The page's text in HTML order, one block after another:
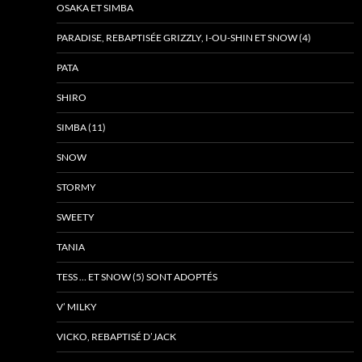
OSAKA ET SIMBA
PARADISE, REBAPTISÉE GRIZZLY, I-OU-SHIN ET SNOW (4)
PATA
SHIRO
SIMBA (11)
SNOW
STORMY
SWEETY
TANIA
TESS … ET SNOW (5) SONT ADOPTÉS
V’ MILKY
VICKO, REBAPTISÉ D’JACK